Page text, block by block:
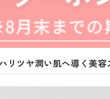
ツヤ潤い肌へ導く美容